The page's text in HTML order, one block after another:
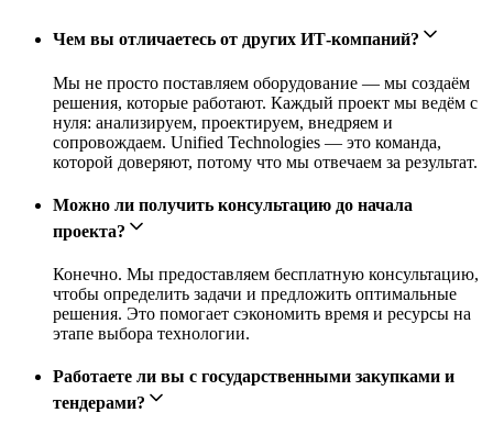
Чем вы отличаетесь от других ИТ-компаний?
Мы не просто поставляем оборудование — мы создаём
решения, которые работают. Каждый проект мы ведём с
нуля: анализируем, проектируем, внедряем и
сопровождаем. Unified Technologies — это команда,
которой доверяют, потому что мы отвечаем за результат.
Можно ли получить консультацию до начала
проекта?
Конечно. Мы предоставляем бесплатную консультацию,
чтобы определить задачи и предложить оптимальные
решения. Это помогает сэкономить время и ресурсы на
этапе выбора технологии.
Работаете ли вы с государственными закупками и
тендерами?